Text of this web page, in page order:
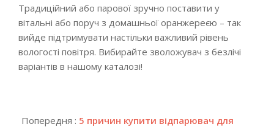
Традиційний або парової зручно поставити у
вітальні або поруч з домашньої оранжереєю – так
вийде підтримувати настільки важливий рівень
вологості повітря. Вибирайте зволожувач з безлічі
варіантів в нашому каталозі!
12-
Попередня : 5 причин купити відпарювач для